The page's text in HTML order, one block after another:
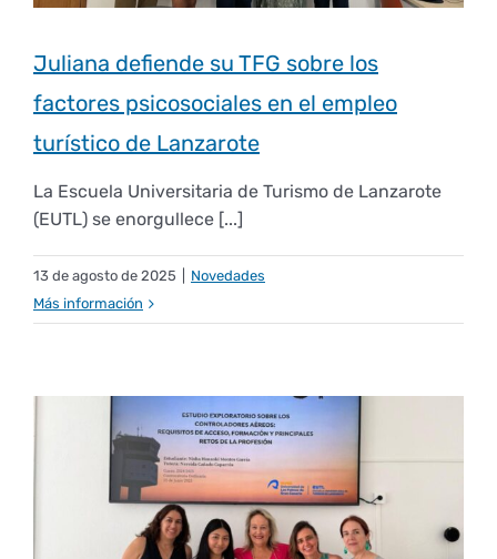
Juliana defiende su TFG sobre los
factores psicosociales en el empleo
turístico de Lanzarote
La Escuela Universitaria de Turismo de Lanzarote
(EUTL) se enorgullece [...]
13 de agosto de 2025
Novedades
Más información